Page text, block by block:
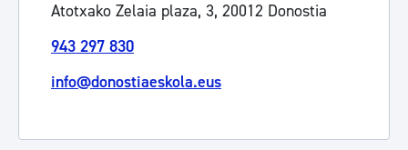
Atotxako Zelaia plaza, 3, 20012 Donostia
943 297 830
info@donostiaeskola.eus